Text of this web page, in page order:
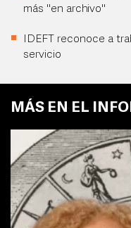
más "en archivo"
IDEFT reconoce a
servicio
MÁS EN EL